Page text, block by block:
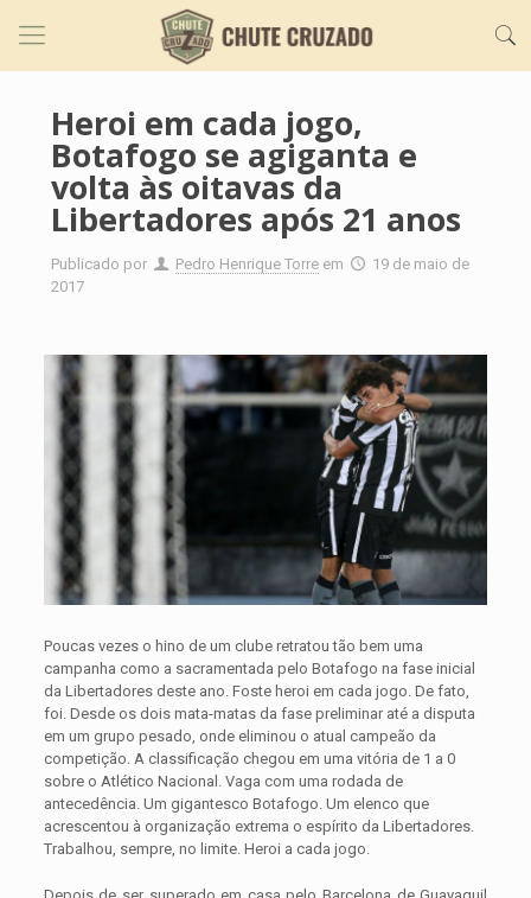
Heroi em cada jogo,
Botafogo se agiganta e
volta às oitavas da
Libertadores após 21 anos
Publicado por Pedro Henrique Torre em
19 de maio de
2017
Poucas vezes o hino de um clube retratou tão bem uma
campanha como a sacramentada pelo Botafogo na fase inicial
da Libertadores deste ano. Foste heroi em cada jogo. De fato,
foi. Desde os dois mata-matas da fase preliminar até a disputa
em um grupo pesado, onde eliminou o atual campeão da
competição. A classificação chegou em uma vitória de 1 a 0
sobre o Atlético Nacional. Vaga com uma rodada de
antecedência. Um gigantesco Botafogo. Um elenco que
acrescentou à organização extrema o espírito da Libertadores.
Trabalhou, sempre, no limite. Heroi a cada jogo.